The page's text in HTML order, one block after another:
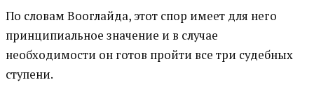
По словам Вооглайда, этот спор имеет для него
принципиальное значение и в случае
необходимости он готов пройти все три судебных
ступени.